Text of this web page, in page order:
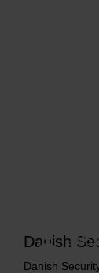
2345
Danish
Danish